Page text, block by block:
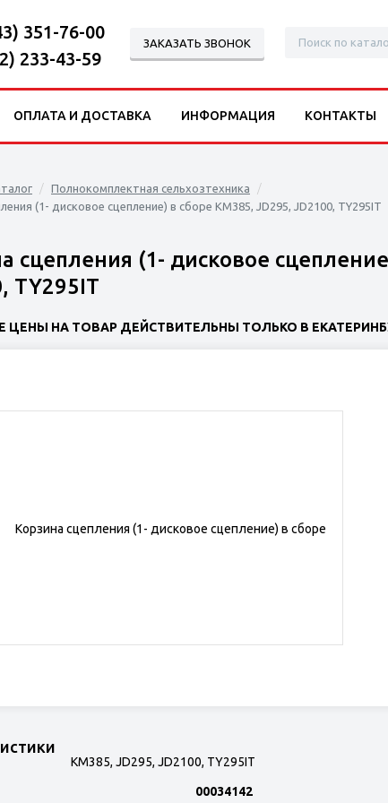
Полнокомплектная сельхозтехника
(1- дисковое сцепление) в сборе KM385, JD295, JD2100, TY295IT
сцепления (1- дисковое
TY295IT
ЦЕНЫ НА ТОВАР ДЕЙСТВИТЕЛЬНЫ ТОЛЬКО В
00034142
351-76-00
233-43-59
ЗАКАЗАТЬ ЗВОНОК
ОПЛАТА И ДОСТАВКА ИНФОРМАЦИЯ КОНТАКТЫ